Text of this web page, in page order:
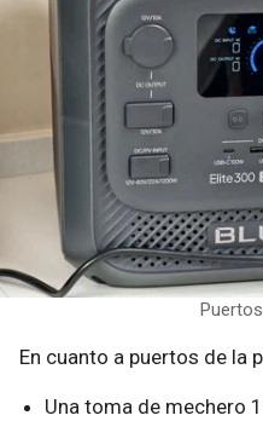
En cuanto a puertos de la
Una toma de mechero